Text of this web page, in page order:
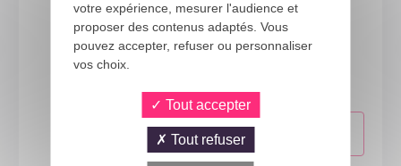
24066
Costume Mère Noël luxe - adulte - L/XL
votre expérience, mesurer l'audience et
proposer des contenus adaptés. Vous
pouvez accepter, refuser ou personnaliser
vos choix.
Tout accepter
Tout refuser